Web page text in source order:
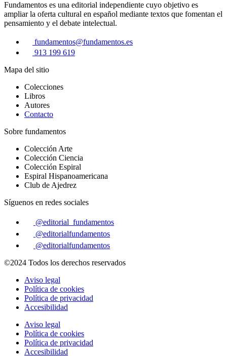
Fundamentos es una editorial independiente cuyo objetivo es
ampliar la oferta cultural en español mediante textos que fomentan el
pensamiento y el debate intelectual.
fundamentos@fundamentos.es
913 199 619
Mapa del sitio
Colecciones
Libros
Autores
Contacto
Sobre fundamentos
Colección Arte
Colección Ciencia
Colección Espiral
Espiral Hispanoamericana
Club de Ajedrez
Síguenos en redes sociales
@editorial_fundamentos
@editorialfundamentos
@editorialfundamentos
©2024 Todos los derechos reservados
Aviso legal
Política de cookies
Política de privacidad
Accesibilidad
Aviso legal
Política de cookies
Política de privacidad
Accesibilidad